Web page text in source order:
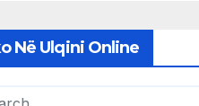
Në Ulqini Online